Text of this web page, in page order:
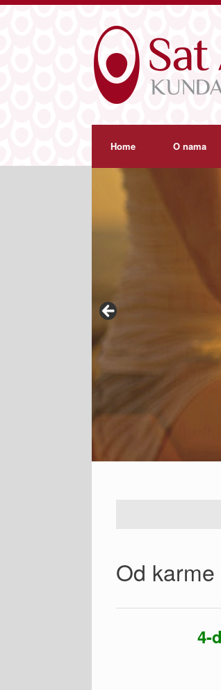
Home O nama
Od
4-